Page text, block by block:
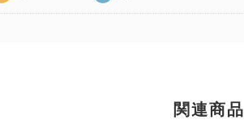
関連商品